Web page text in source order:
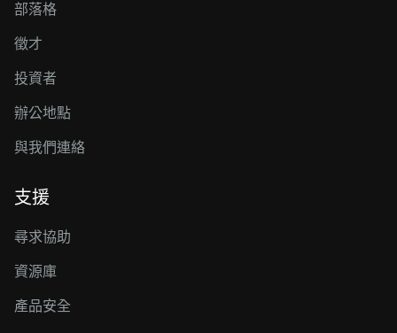
部落格
徵才
投資者
辦公地點
與我們連絡
支援
尋求協助
資源庫
產品安全